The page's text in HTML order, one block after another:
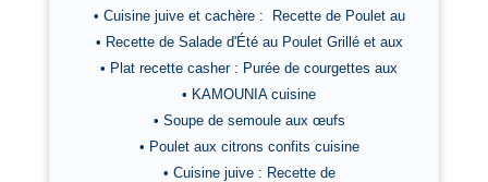
• Cuisine juive et cachère : Recette de Poulet au
• Recette de Salade d'Été au Poulet Grillé et aux
• Plat recette casher : Purée de courgettes aux
• KAMOUNIA cuisine
• Soupe de semoule aux œufs
• Poulet aux citrons confits cuisine
• Cuisine juive : Recette de